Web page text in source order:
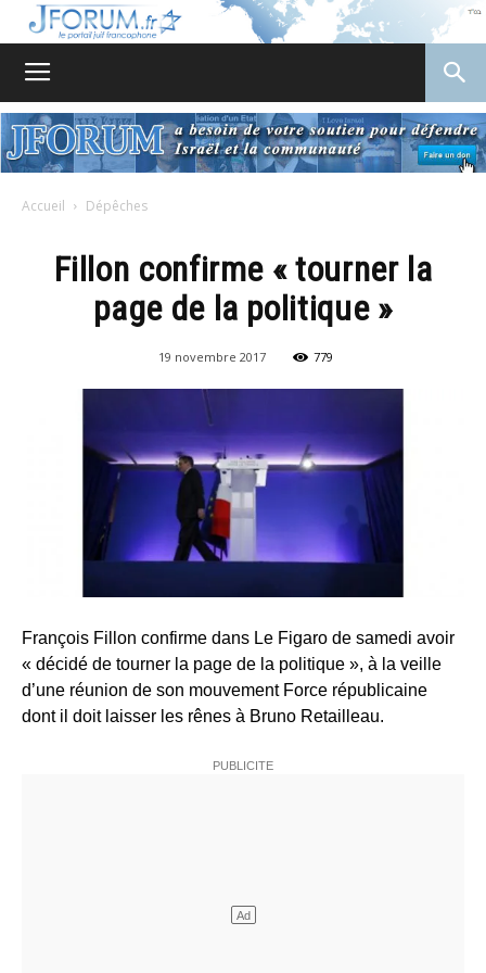
Accueil Dépêches
Fillon confirme « tourner la
page de la politique »
19 novembre 2017 779
François Fillon confirme dans Le Figaro de samedi avoir
« décidé de tourner la page de la politique », à la veille
d’une réunion de son mouvement Force républicaine
dont il doit laisser les rênes à Bruno Retailleau.